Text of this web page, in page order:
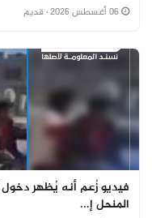
· قديم
فيديو زُعم أنه يُظهر دخول
المنحل إ...